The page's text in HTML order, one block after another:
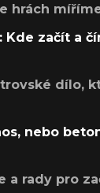
hrách
Kde začít a
dílo,
nebo
a rady pro